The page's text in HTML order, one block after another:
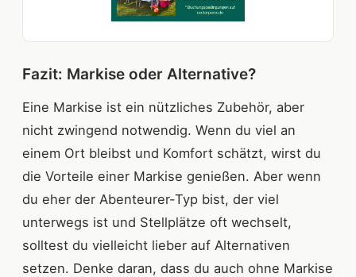
Fazit: Markise oder Alternative?
Eine Markise ist ein nützliches Zubehör, aber
nicht zwingend notwendig. Wenn du viel an
einem Ort bleibst und Komfort schätzt, wirst du
die Vorteile einer Markise genießen. Aber wenn
du eher der Abenteurer-Typ bist, der viel
unterwegs ist und Stellplätze oft wechselt,
solltest du vielleicht lieber auf Alternativen
setzen. Denke daran, dass du auch ohne Markise